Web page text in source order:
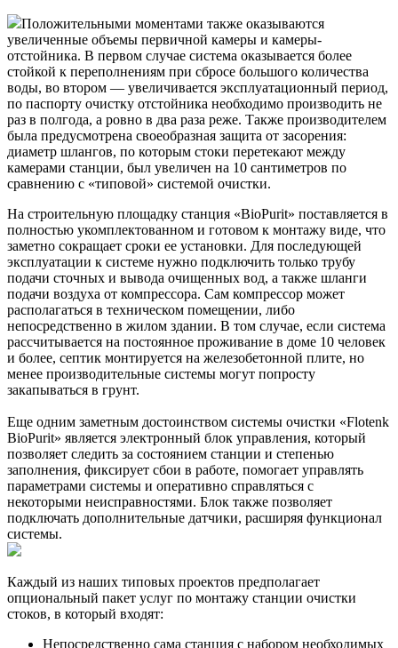
Положительными моментами также оказываются
увеличенные объемы первичной камеры и камеры-
отстойника. В первом случае система оказывается более
стойкой к переполнениям при сбросе большого количества
воды, во втором — увеличивается эксплуатационный период,
по паспорту очистку отстойника необходимо производить не
раз в полгода, а ровно в два раза реже. Также производителем
была предусмотрена своеобразная защита от засорения:
диаметр шлангов, по которым стоки перетекают между
камерами станции, был увеличен на 10 сантиметров по
сравнению с «типовой» системой очистки.
На строительную площадку станция «BioPurit» поставляется в
полностью укомплектованном и готовом к монтажу виде, что
заметно сокращает сроки ее установки. Для последующей
эксплуатации к системе нужно подключить только трубу
подачи сточных и вывода очищенных вод, а также шланги
подачи воздуха от компрессора. Сам компрессор может
располагаться в техническом помещении, либо
непосредственно в жилом здании. В том случае, если система
рассчитывается на постоянное проживание в доме 10 человек
и более, септик монтируется на железобетонной плите, но
менее производительные системы могут попросту
закапываться в грунт.
Еще одним заметным достоинством системы очистки «Flotenk
BioPurit» является электронный блок управления, который
позволяет следить за состоянием станции и степенью
заполнения, фиксирует сбои в работе, помогает управлять
параметрами системы и оперативно справляться с
некоторыми неисправностями. Блок также позволяет
подключать дополнительные датчики, расширяя функционал
системы.
Каждый из наших типовых проектов предполагает
опциональный пакет услуг по монтажу станции очистки
стоков, в который входят:
Непосредственно сама станция с набором необходимых